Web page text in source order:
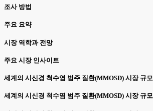
조사 방법
주요 요약
시장 역학과 전망
주요 시장 인사이트
세계의 시신경 척수염 범주 질환(MMOSD) 시장 규
세계의 시신경 척수염 범주 질환(MMOSD) 시장 규